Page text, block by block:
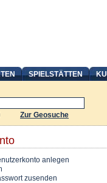
SPIELSTÄTTEN
Zur Geosuche
anlegen
zusenden